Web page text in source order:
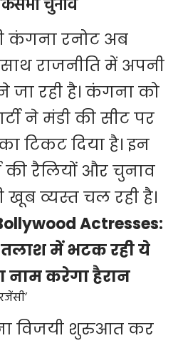
चुनाव
कंगना रनोट अब
राजनीति में अपनी
जा रही है। कंगना को
ने मंडी की सीट पर
टिकट दिया है। इन
की रैलियों और चुनाव
खूब व्यस्त चल रही है।
Actresses:
तलाश में भटक रही ये
नाम करेगा हैरान
विजयी शुरुआत कर